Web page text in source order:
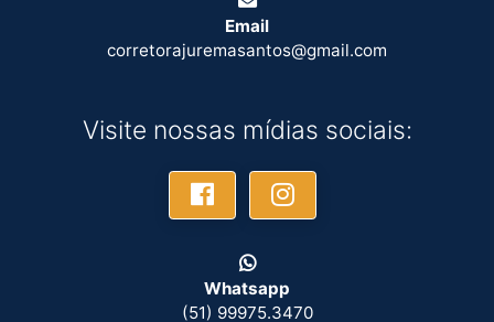
Email
corretorajuremasantos@gmail.com
Visite nossas mídias sociais:
Whatsapp
(51) 99975.3470